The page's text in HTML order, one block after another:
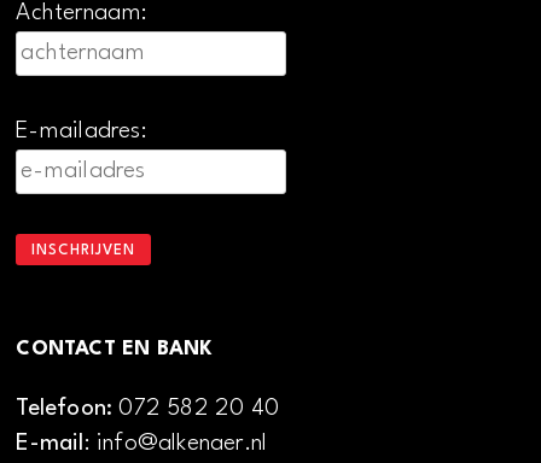
Achternaam:
E-mailadres:
CONTACT EN BANK
Telefoon:072 582 20 40
E-mail: info@alkenaer.nl